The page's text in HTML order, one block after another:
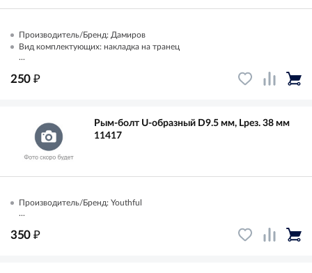
Производитель/Бренд: Дамиров
Вид комплектующих: накладка на транец
...
250 ₽
Рым-болт U-образный D9.5 мм, Lрез. 38 мм
11417
Производитель/Бренд: Youthful
...
350 ₽